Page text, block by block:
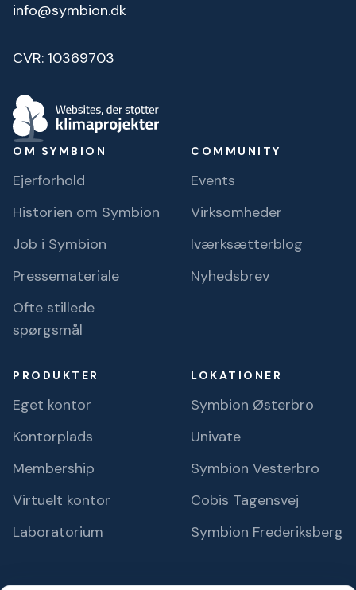
info@symbion.dk
CVR: 10369703
OM SYMBION
Ejerforhold
Historien om Symbion
Job i Symbion
Pressemateriale
Ofte stillede
spørgsmål
COMMUNITY
Events
Virksomheder
Iværksætterblog
Nyhedsbrev
PRODUKTER
Eget kontor
Kontorplads
Membership
Virtuelt kontor
Laboratorium
LOKATIONER
Symbion Østerbro
Univate
Symbion Vesterbro
Cobis Tagensvej
Symbion Frederiksberg